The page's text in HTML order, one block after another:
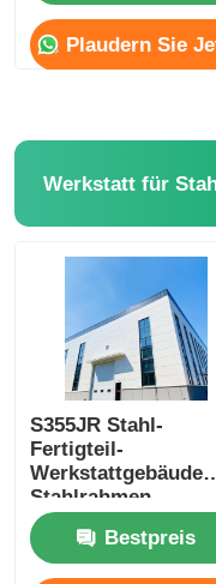
Plaudern Sie
Werkstatt für
S355JR Stahl-
Fertigteil-
Werkstattgebäude
Stahlrahmen
Lagerbau
Bestpreis